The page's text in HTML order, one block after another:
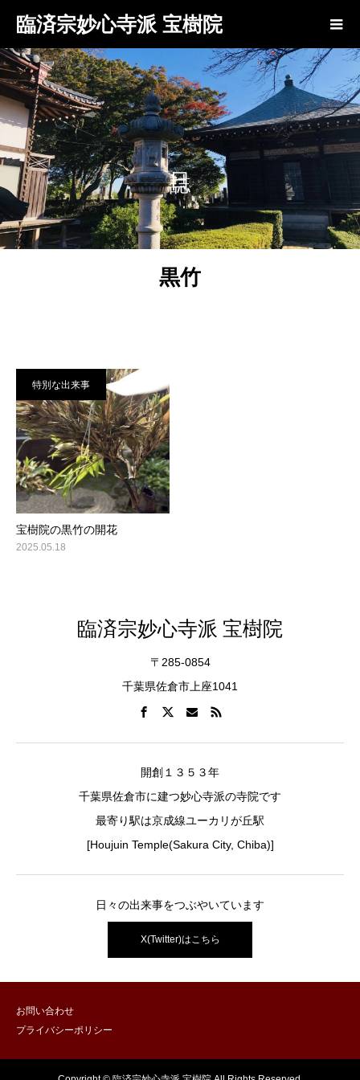
臨済宗妙心寺派 宝樹院
黒竹
特別な出来事
宝樹院の黒竹の開花
2025.05.18
臨済宗妙心寺派 宝樹院
〒285-0854
千葉県佐倉市上座1041
開創１３５３年
千葉県佐倉市に建つ妙心寺派の寺院です
最寄り駅は京成線ユーカリが丘駅
[Houjuin Temple(Sakura City, Chiba)]
日々の出来事をつぶやいています
X(Twitter)はこちら
お問い合わせ
プライバシーポリシー